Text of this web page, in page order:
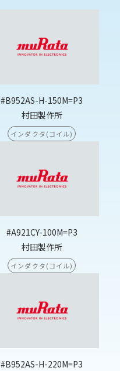
#B952AS-H-150M=P3
村田製作所
インダクタ(コイル)
#A921CY-100M=P3
村田製作所
インダクタ(コイル)
#B952AS-H-220M=P3